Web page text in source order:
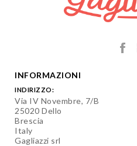
INFORMAZIONI
INDIRIZZO:
Via IV Novembre, 7/B
25020 Dello
Brescia
Italy
Gagliazzi srl